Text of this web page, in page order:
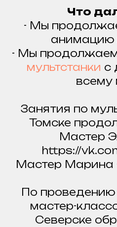
Что
- Мы
анимацию
- Мы
мультстанки с
всему
Занятия по
Томске
Мастер
https://
Мастер Марина
По проведению
мастер-
Северске